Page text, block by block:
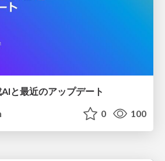
と最近のアップデート
0 100